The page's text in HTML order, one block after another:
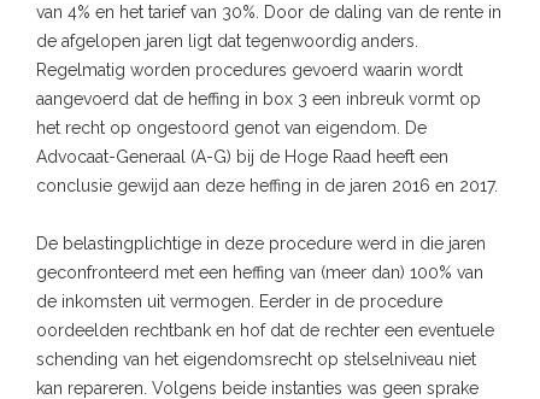
van 4% en het tarief van 30%. Door de daling van de rente in
de afgelopen jaren ligt dat tegenwoordig anders.
Regelmatig worden procedures gevoerd waarin wordt
aangevoerd dat de heffing in box 3 een inbreuk vormt op
het recht op ongestoord genot van eigendom. De
Advocaat-Generaal (A-G) bij de Hoge Raad heeft een
conclusie gewijd aan deze heffing in de jaren 2016 en 2017.
De belastingplichtige in deze procedure werd in die jaren
geconfronteerd met een heffing van (meer dan) 100% van
de inkomsten uit vermogen. Eerder in de procedure
oordeelden rechtbank en hof dat de rechter een eventuele
schending van het eigendomsrecht op stelselniveau niet
kan repareren. Volgens beide instanties was geen sprake